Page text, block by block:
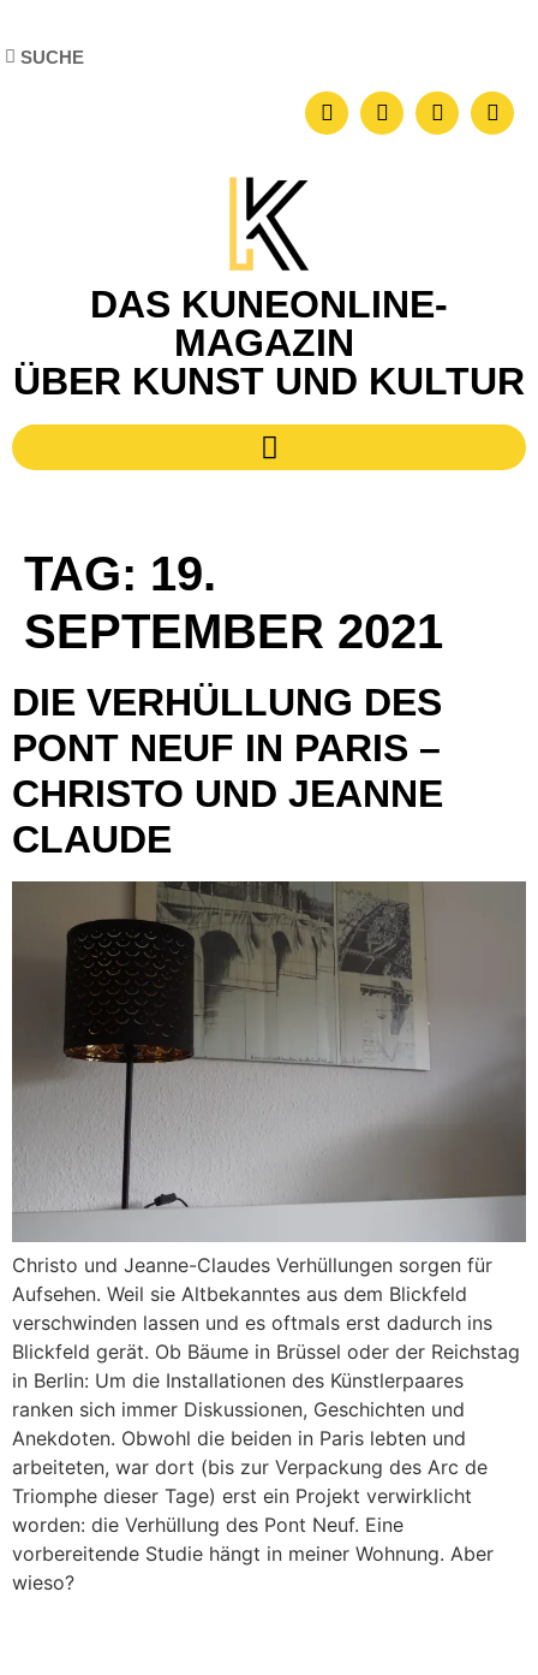
DAS KUNEONLINE-
MAGAZIN
ÜBER KUNST UND KULTUR
TAG: 19.
SEPTEMBER 2021
DIE VERHÜLLUNG DES
PONT NEUF IN PARIS –
CHRISTO UND JEANNE
CLAUDE
Christo und Jeanne-Claudes Verhüllungen sorgen für
Aufsehen. Weil sie Altbekanntes aus dem Blickfeld
verschwinden lassen und es oftmals erst dadurch ins
Blickfeld gerät. Ob Bäume in Brüssel oder der Reichstag
in Berlin: Um die Installationen des Künstlerpaares
ranken sich immer Diskussionen, Geschichten und
Anekdoten. Obwohl die beiden in Paris lebten und
arbeiteten, war dort (bis zur Verpackung des Arc de
Triomphe dieser Tage) erst ein Projekt verwirklicht
worden: die Verhüllung des Pont Neuf. Eine
vorbereitende Studie hängt in meiner Wohnung. Aber
wieso?